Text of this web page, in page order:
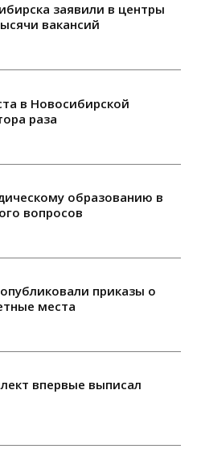
заявили в центры
вакансий
в Новосибирской
раза
образованию в
вопросов
приказы о
места
впервые выписал